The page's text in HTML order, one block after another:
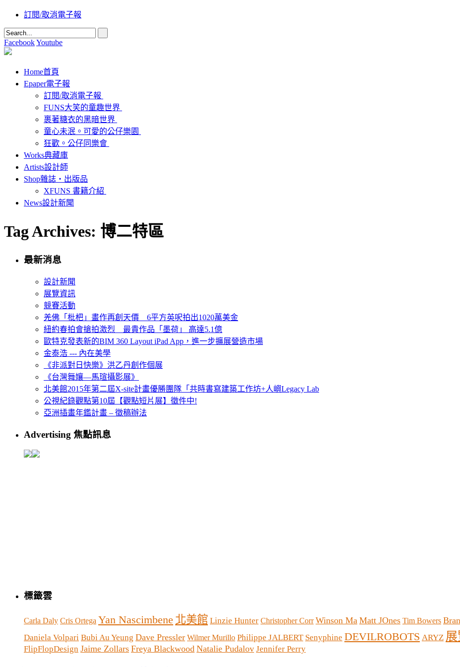
訂閱/取消電子報
FacebookYoutube
Home首頁
Epaper電子報
訂閱/取消電子報
FUNS大笑的童趣世界
裹著糖衣的黑暗世界
童心未泯。可愛的公仔樂園
狂歡。公仔同樂會
Works典藏庫
Artists設計師
Shop雜誌‧出版品
XFUNS 書籍介紹
News設計新聞
Tag Archives: 博二特區
最新消息
設計新聞
展覽資訊
競賽活動
羌佛「枇杷」畫作再創天價 6平方英呎拍出1020萬美金
紐約春拍會搶拍激烈 最貴作品「墨荷」 高達5.1億
歐特克發表新的BIM 360 Layout iPad App，進一步擴展營造市場
金泰浩 --- 內在美學
《非派對日快樂》洪乙丹創作個展
《台灣舞孃—馬瑄攝影展》
北美館2015年第二屆X-site計畫優勝團隊「共時書寫建築工作坊+人嶼Legacy Lab
公視紀錄觀點第10屆【觀點短片展】徵件中!
亞洲插畫年鑑計畫 – 徵稿辦法
Advertising 焦點訊息
標籤雲
Carla Daly Cris Ortega Yan Nascimbene 北美館 Linzie Hunter Christopher Corr Winson Ma Matt JOnes Tim Bowers
Daniela Volpari Bubi Au Yeung Dave Pressler Wilmer Murillo Philippe JALBERT Senyphine DEVILROBOTS ARYZ 展
FlipFlopDesign Jaime Zollars Freya Blackwood Natalie Pudalov Jennifer Perry